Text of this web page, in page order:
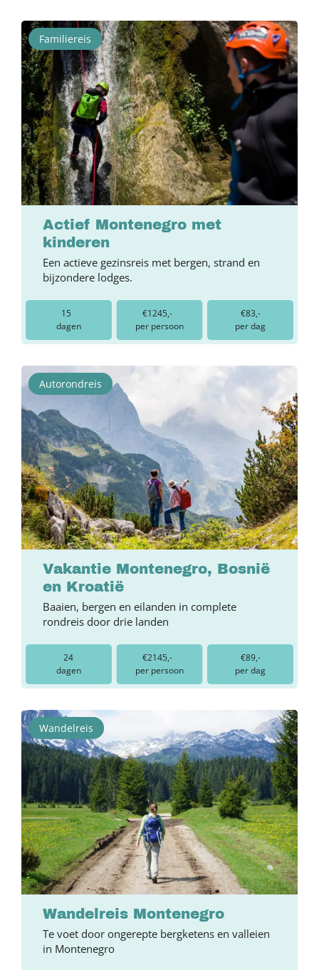
Familiereis
Actief Montenegro met
kinderen
Een actieve gezinsreis met bergen, strand en
bijzondere lodges.
15
dagen
€1245,-
per persoon
€83,-
per dag
Autorondreis
Vakantie Montenegro, Bosnië
en Kroatië
Baaien, bergen en eilanden in complete
rondreis door drie landen
24
dagen
€2145,-
per persoon
€89,-
per dag
Wandelreis
Wandelreis Montenegro
Te voet door ongerepte bergketens en valleien
in Montenegro